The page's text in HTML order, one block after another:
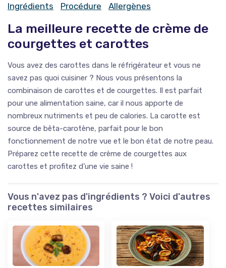
Ingrédients Procédure Allergènes
La meilleure recette de crème de
courgettes et carottes
Vous avez des carottes dans le réfrigérateur et vous ne
savez pas quoi cuisiner ? Nous vous présentons la
combinaison de carottes et de courgettes. Il est parfait
pour une alimentation saine, car il nous apporte de
nombreux nutriments et peu de calories. La carotte est
source de bêta-carotène, parfait pour le bon
fonctionnement de notre vue et le bon état de notre peau.
Préparez cette recette de crème de courgettes aux
carottes et profitez d'une vie saine !
Vous n'avez pas d'ingrédients ? Voici d'autres
recettes similaires